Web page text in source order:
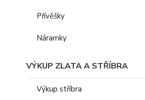
Přívěšky
Náramky
VÝKUP ZLATA A STŘÍBRA
Výkup stříbra